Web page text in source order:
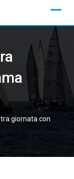
giornata con